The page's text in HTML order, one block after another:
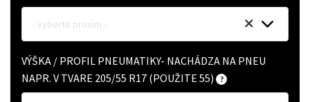
- vyberte prosím -
VÝŠKA / PROFIL PNEUMATIKY- NACHÁDZA NA PNEU
NAPR. V TVARE 205/55 R17 (POUŽITE 55)